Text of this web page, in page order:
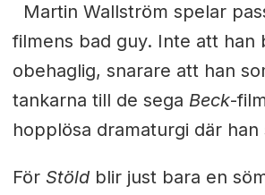
Martin Wallström spelar
filmens bad guy. Inte att han
obehaglig, snarare att han
tankarna till de sega Beck-
hopplösa dramaturgi där han
För Stöldblir just bara en